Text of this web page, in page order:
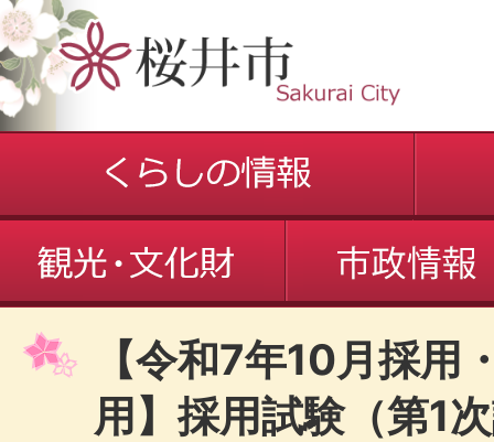
【令和7年10月採用
用】採用試験（第1